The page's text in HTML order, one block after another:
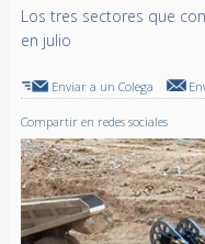
Los tres sectores que
en julio
Enviar a un Colega
Compartir en redes sociales